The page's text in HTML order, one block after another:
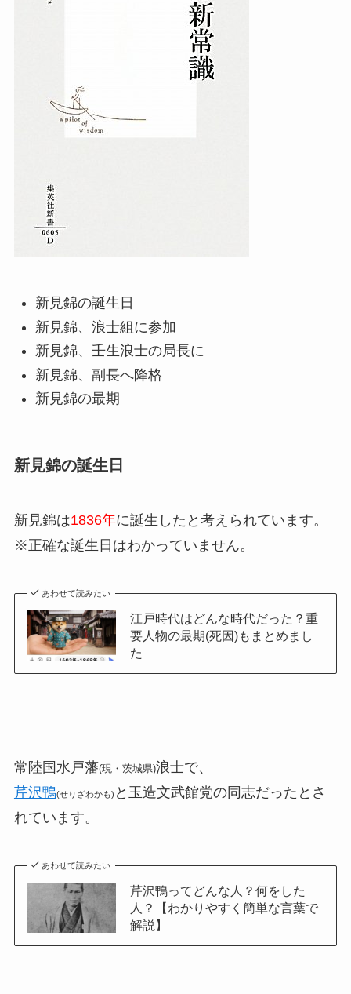
新見錦の誕生日
新見錦、浪士組に参加
新見錦、壬生浪士の局長に
新見錦、副長へ降格
新見錦の最期
新見錦の誕生日
新見錦は1836年に誕生したと考えられています。
※正確な誕生日はわかっていません。
あわせて読みたい
江戸時代はどんな時代だった？重
要人物の最期(死因)もまとめまし
た
常陸国水戸藩(現・茨城県)浪士で、
芹沢鴨(せりざわかも) と玉造文武館党の同志だったとさ
れています。
あわせて読みたい
芹沢鴨ってどんな人？何をした
人？【わかりやすく簡単な言葉で
解説】